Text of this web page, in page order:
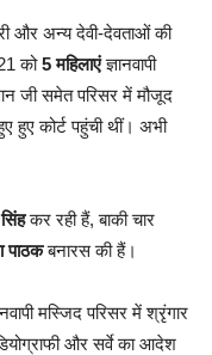
और अन्य देवी-देवताओं की
को5 महिलाएंज्ञानवापी
जी समेत परिसर में मौजूद
हुए कोर्ट पहुंची थीं। अभी
कर रही हैं, बाकी चार
पाठकबनारस की हैं।
मस्जिद परिसर में श्रृंगार
और सर्वे का आदेश